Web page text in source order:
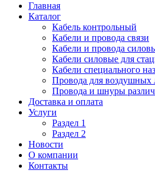
Главная
Каталог
Кабель контрольный
Кабели и провода связи
Кабели и провода
Кабели силовые для
Кабели специального
Провода для воздушных
Провода и шнуры
Доставка и оплата
Услуги
Раздел 1
Раздел 2
Новости
О компании
Контакты